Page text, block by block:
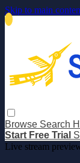
Skip to main
Browse Search
Start Free Trial
Live stream